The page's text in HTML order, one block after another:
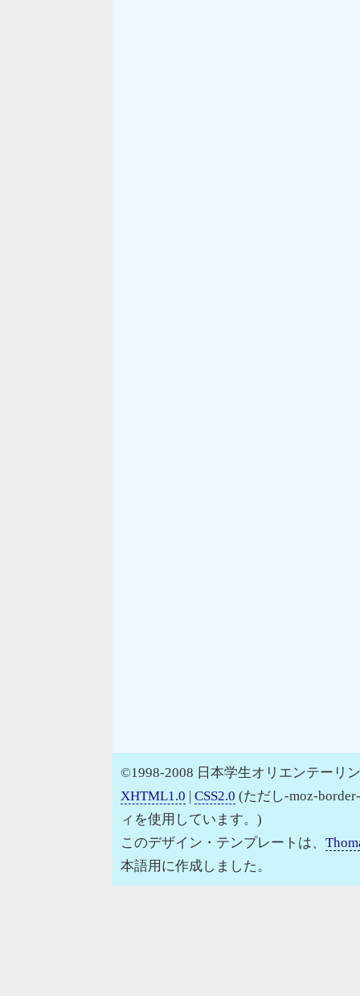
©1998-2008 日本学生オリエンテーリ
XHTML1.0 | CSS2.0 (ただし-moz-
ィを使用しています。)
このデザイン・テンプレートは、
本語用に作成しました。